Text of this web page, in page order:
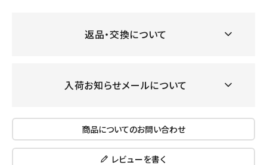
返品・交換について
入荷お知らせメールについて
商品についてのお問い合わせ
レビューを書く